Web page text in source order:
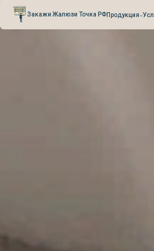
Verification: 0cefb66fb3527941
Закажи Жалюзи Точка РФПродукция